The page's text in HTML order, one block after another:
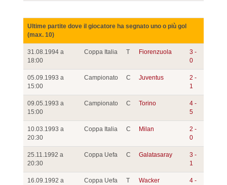
Ultime partite dove il giocatore ha segnato uno o più gol
(max. 10)
31.08.1994 a
18:00
Coppa Italia T Fiorenzuola
3 -
0
05.09.1993 a
15:00
Campionato C Juventus
2 -
1
09.05.1993 a
15:00
Campionato C Torino
4 -
5
10.03.1993 a
20:30
Coppa Italia C Milan
2 -
0
25.11.1992 a
20:30
Coppa Uefa C Galatasaray
3 -
1
16.09.1992 a
Coppa Uefa T
Wacker
4 -